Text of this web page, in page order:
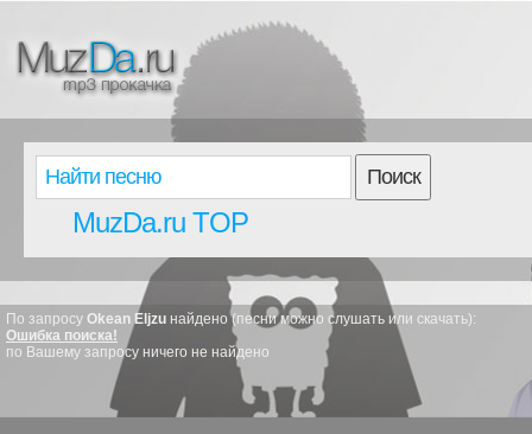
Поиск
MuzDa.ru TOP
По запросу Okean Eljzu найдено (песни можно слушать или скачать):
Ошибка поиска!
по Вашему запросу ничего не найдено